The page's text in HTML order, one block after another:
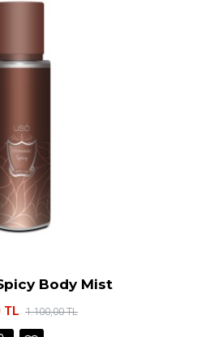
Body Mist
TL 1.100,00 TL